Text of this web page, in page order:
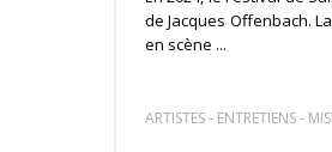
de Jacques Offenbach.
en scène ...
ARTISTES- ENTRETIENS-